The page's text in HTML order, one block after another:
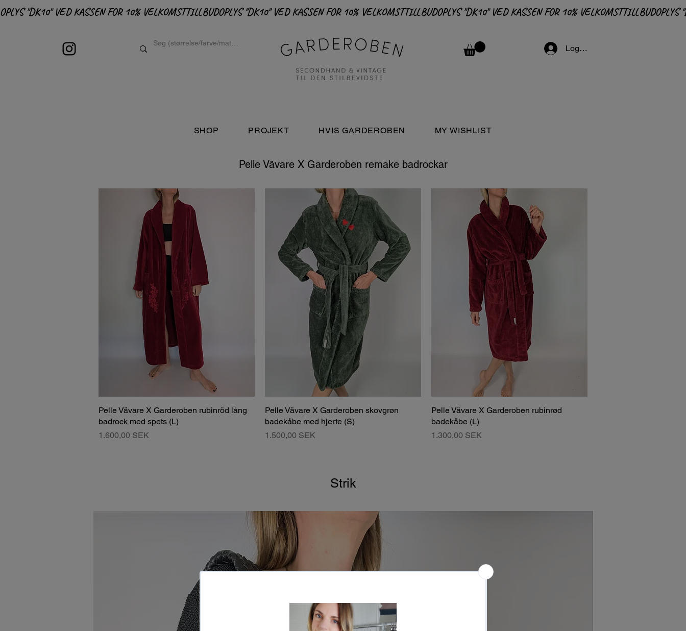
OPLYS "DK10" VED KASSEN FOR 10% VELKOMSTTILLBUD
Logga in
SHOP PROJEKT HVIS GARDEROBEN MY WISHLIST
Pelle Vävare X Garderoben remake badrockar
Pelle Vävare X Garderoben rubinröd lång
badrock med spets (L)
Pris
1.600,00 SEK
Pelle Vävare X Garderoben skovgrøn
badekåbe med hjerte (S)
Pris
1.500,00 SEK
Pelle Vävare X Garderoben rubinrød
badekåbe (L)
Pris
1.300,00 SEK
Strik